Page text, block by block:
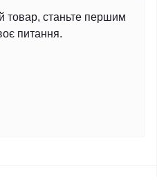
товар, станьте першим
питання.